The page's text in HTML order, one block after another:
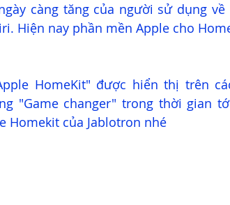
càng tăng của người sử dụng
Hiện nay phần mền Apple cho
HomeKit" được hiển thị trên
"Game changer" trong thời gian
Homekit của Jablotron nhé